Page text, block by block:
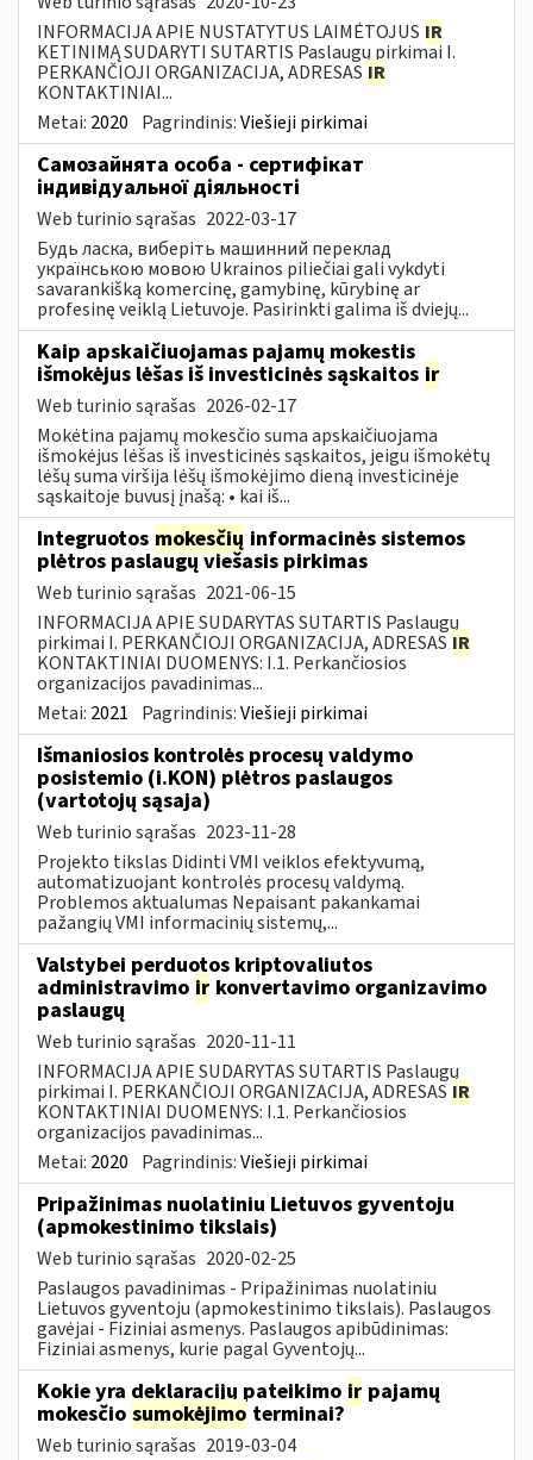
INFORMACIJA APIE NUSTATYTUS LAIMĖTOJUS IR
KETINIMĄ SUDARYTI SUTARTIS Paslaugų pirkimai I.
PERKANČIOJI ORGANIZACIJA, ADRESAS IR
KONTAKTINIAI...
Metai: 2020 Pagrindinis:Viešieji pirkimai
Самозайнята особа - сертифікат
індивідуальної діяльності
Web turinio sąrašas 2022-03-17
Будь ласка, виберіть машинний переклад
українською мовою Ukrainos piliečiai gali vykdyti
savarankišką komercinę, gamybinę, kūrybinę ar
profesinę veiklą Lietuvoje. Pasirinkti galima iš dviejų...
Kaip apskaičiuojamas pajamų mokestis
išmokėjus lėšas iš investicinės sąskaitos ir
Web turinio sąrašas 2026-02-17
Mokėtina pajamų mokesčio suma apskaičiuojama
išmokėjus lėšas iš investicinės sąskaitos, jeigu išmokėtų
lėšų suma viršija lėšų išmokėjimo dieną investicinėje
sąskaitoje buvusį įnašą: • kai iš...
Integruotos mokesčių informacinės sistemos
plėtros paslaugų viešasis pirkimas
Web turinio sąrašas 2021-06-15
INFORMACIJA APIE SUDARYTAS SUTARTIS Paslaugų
pirkimai I. PERKANČIOJI ORGANIZACIJA, ADRESAS IR
KONTAKTINIAI DUOMENYS: I.1. Perkančiosios
organizacijos pavadinimas...
Metai: 2021 Pagrindinis:Viešieji pirkimai
Išmaniosios kontrolės procesų valdymo
posistemio (i.KON) plėtros paslaugos
(vartotojų sąsaja)
Web turinio sąrašas 2023-11-28
Projekto tikslas Didinti VMI veiklos efektyvumą,
automatizuojant kontrolės procesų valdymą.
Problemos aktualumas Nepaisant pakankamai
pažangių VMI informacinių sistemų,...
Valstybei perduotos kriptovaliutos
administravimo ir konvertavimo organizavimo
paslaugų
Web turinio sąrašas 2020-11-11
INFORMACIJA APIE SUDARYTAS SUTARTIS Paslaugų
pirkimai I. PERKANČIOJI ORGANIZACIJA, ADRESAS IR
KONTAKTINIAI DUOMENYS: I.1. Perkančiosios
organizacijos pavadinimas...
Metai: 2020 Pagrindinis:Viešieji pirkimai
Pripažinimas nuolatiniu Lietuvos gyventoju
(apmokestinimo tikslais)
Web turinio sąrašas 2020-02-25
Paslaugos pavadinimas - Pripažinimas nuolatiniu
Lietuvos gyventoju (apmokestinimo tikslais). Paslaugos
gavėjai - Fiziniai asmenys. Paslaugos apibūdinimas:
Fiziniai asmenys, kurie pagal Gyventojų...
Kokie yra deklaracijų pateikimo ir pajamų
mokesčio sumokėjimo terminai?
Web turinio sąrašas 2019-03-04